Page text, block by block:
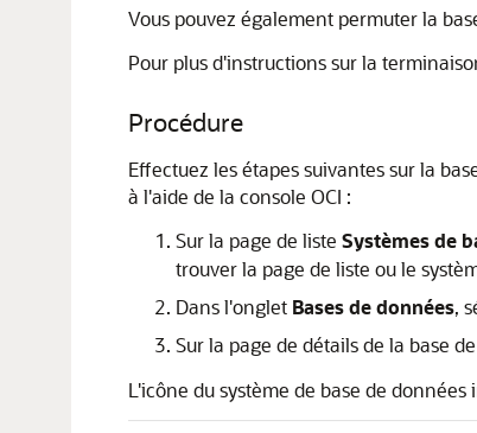
Vous pouvez également permuter la
Pour plus d'instructions sur la
Procédure
Effectuez les étapes suivantes sur la
à l'aide de la console OCI :
Sur la page de liste Systèmes de
trouver la page de liste ou le
Dans l'onglet Bases de données,
Sur la page de détails de la base
L'icône du système de base de données